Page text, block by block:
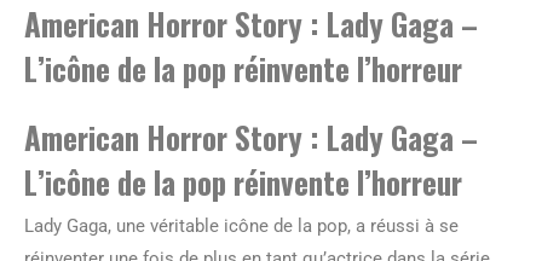
American Horror Story : Lady Gaga –
L’icône de la pop réinvente l’horreur
American Horror Story : Lady Gaga –
L’icône de la pop réinvente l’horreur
Lady Gaga, une véritable icône de la pop, a réussi à se